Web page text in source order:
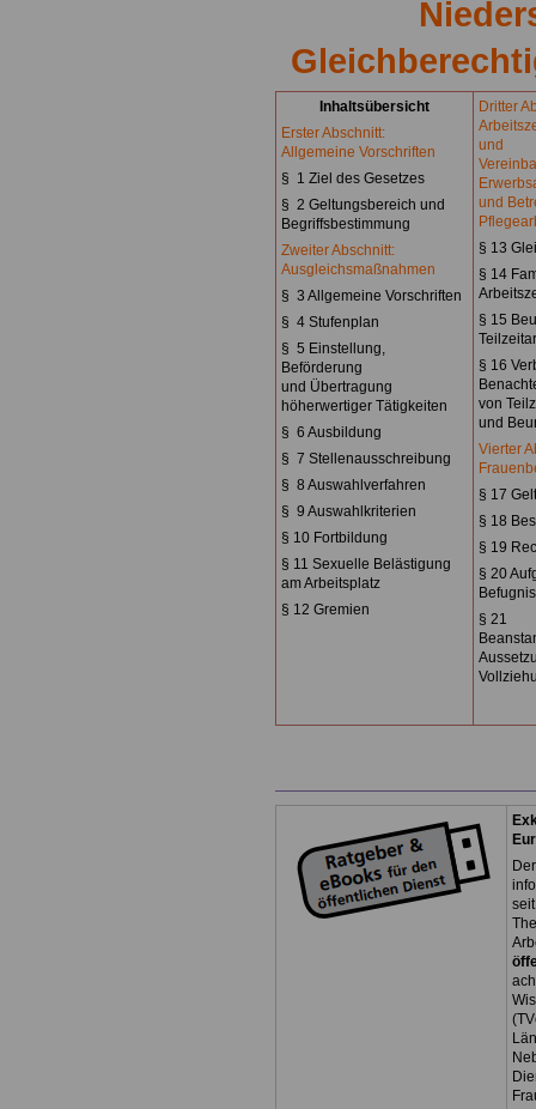
Inhaltsübersicht
Erster Abschnitt:
Allgemeine Vorschriften
§ 1 Ziel des Gesetzes
§ 2 Geltungsbereich und
Begriffsbestimmung
Zweiter Abschnitt:
Ausgleichsmaßnahmen
§ 3 Allgemeine Vorschriften
§ 4 Stufenplan
§ 5 Einstellung,
Beförderung
und Übertragung
höherwertiger Tätigkeiten
§ 6 Ausbildung
§ 7 Stellenausschreibung
§ 8 Auswahlverfahren
§ 9 Auswahlkriterien
§ 10 Fortbildung
§ 11 Sexuelle Belästigung
am Arbeitsplatz
§ 12 Gremien
Dritter
und
und
§ 13
§ 14
§ 15
§ 16
von
und
Vierter
§ 17
§ 18
§ 19
§ 20
§ 21